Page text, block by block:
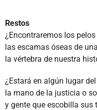
Restos
¿Encontraremos los
las escamas óseas de
la vértebra de nuestra
¿Estará en algún lugar
la mano de la justicia o
y gente que escobilla sus